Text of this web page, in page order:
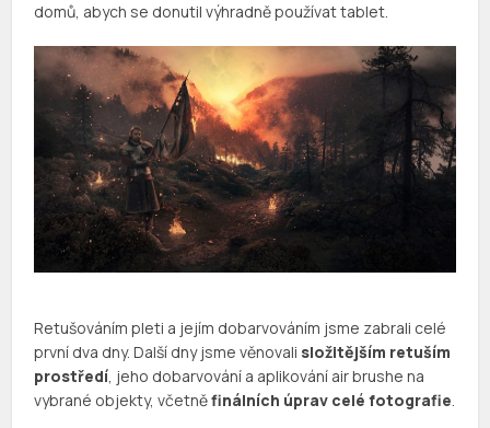
domů, abych se donutil výhradně používat tablet.
Retušováním pleti a jejím dobarvováním jsme zabrali celé
první dva dny. Další dny jsme věnovali složitějším retuším
prostředí, jeho dobarvování a aplikování air brushe na
vybrané objekty, včetněfinálních úprav celé fotografie.